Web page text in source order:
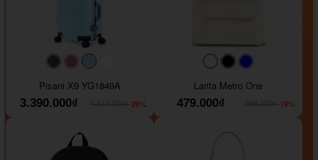
#40454a#b76e79
Pisani X9 YG1849A
3.390.000₫
-26%
#faf0e6#000000
Larita Metro One
479.000₫
-19%